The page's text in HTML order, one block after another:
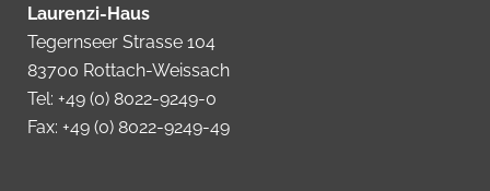
Laurenzi-Haus
Tegernseer Strasse 104
83700 Rottach-Weissach
Tel: +49 (0) 8022-9249-0
Fax: +49 (0) 8022-9249-49